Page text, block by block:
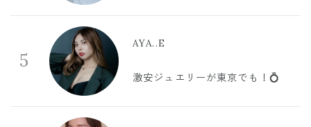
5
AYA..E
激安ジュエリーが東京でも！💍